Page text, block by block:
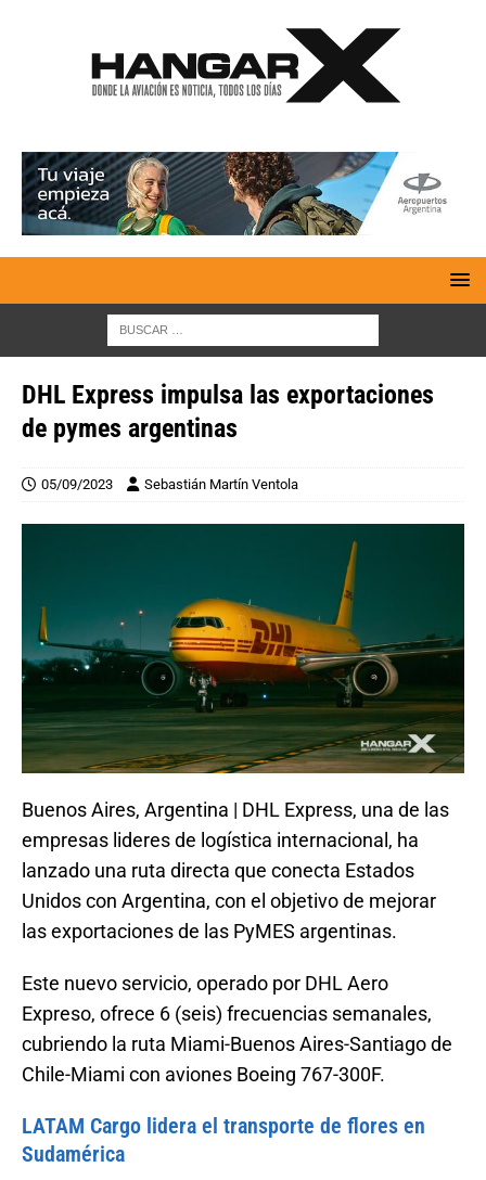
DHL Express impulsa las exportaciones
de pymes argentinas
05/09/2023 Sebastián Martín Ventola
Buenos Aires, Argentina | DHL Express, una de las
empresas lideres de logística internacional, ha
lanzado una ruta directa que conecta Estados
Unidos con Argentina, con el objetivo de mejorar
las exportaciones de las PyMES argentinas.
Este nuevo servicio, operado por DHL Aero
Expreso, ofrece 6 (seis) frecuencias semanales,
cubriendo la ruta Miami-Buenos Aires-Santiago de
Chile-Miami con aviones Boeing 767-300F.
LATAM Cargo lidera el transporte de flores en
Sudamérica